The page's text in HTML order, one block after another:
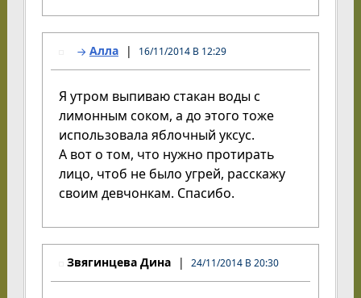
Алла 16/11/2014 В 12:29
Я утром выпиваю стакан воды с
лимонным соком, а до этого тоже
использовала яблочный уксус.
А вот о том, что нужно протирать
лицо, чтоб не было угрей, расскажу
своим девчонкам. Спасибо.
Звягинцева Дина 24/11/2014 В 20:30